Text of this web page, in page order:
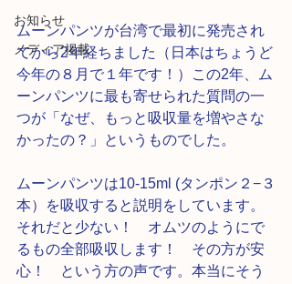
お知らせ
メディア掲載
ムーンパンツが台湾で最初に発売され
てから2年経ちました（日本はちょうど
今年の８月で１年です！）この2年、ム
ーンパンツに最も寄せられた質問の一
つが「なぜ、もっと吸収量を増やさな
かったの？」というものでした。
ムーンパンツは10-15ml (タンポン２−３
本）を吸収すると説明をしています。
それだと少ない！　オムツのようにで
るもの全部吸収します！　その方が安
心！　という方の声です。本当にそう